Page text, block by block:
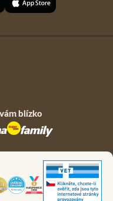
blízko